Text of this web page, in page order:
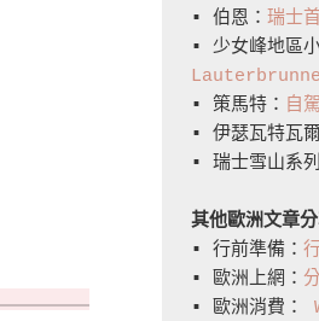
▪️ 伯恩： 瑞士
▪️ 少女峰地區小
▪️ 策馬特： 自
▪️ 伊瑟瓦特瓦爾
▪️ 瑞士雪山系列
其他歐洲文章
▪️ 行前準備：
▪️ 歐洲上網：
▪️ 歐洲消費：